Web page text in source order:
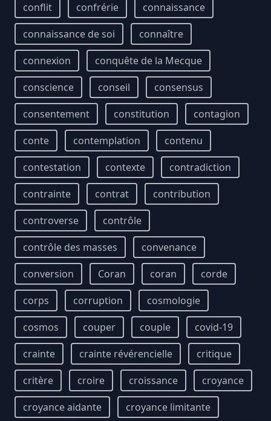
conflit
confrérie
connaissance
connaissance de soi
connaître
connexion
conquête de la Mecque
conscience
conseil
consensus
consentement
constitution
contagion
conte
contemplation
contenu
contestation
contexte
contradiction
contrainte
contrat
contribution
controverse
contrôle
contrôle des masses
convenance
conversion
Coran coran
corde
corps
corruption
cosmologie
cosmos
couper couple
covid-19
crainte
crainte révérencielle
critique
critère
croire croissance
croyance
croyance aidante
croyance limitante